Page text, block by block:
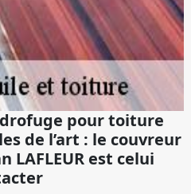
pour toiture
de l’art : le couvreur
LAFLEUR est celui